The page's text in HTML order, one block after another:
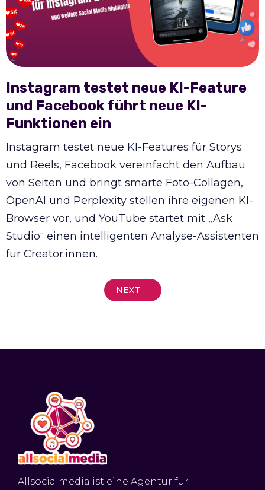
Instagram testet neue KI-Feature
und Facebook führt neue KI-
Funktionen ein
Instagram testet neue KI-Features für Storys
und Reels, Facebook vereinfacht den Aufbau
von Seiten und bringt smarte Foto-Collagen,
OpenAI und Perplexity stellen ihre eigenen KI-
Browser vor, und YouTube startet mit „Ask
Studio“ einen intelligenten Analyse-Assistenten
für Creator:innen.
NEXT
Allsocialmedia ist eine Agentur für